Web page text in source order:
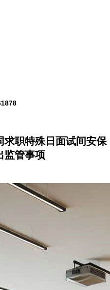
求职特殊日面试间安保
监管事项